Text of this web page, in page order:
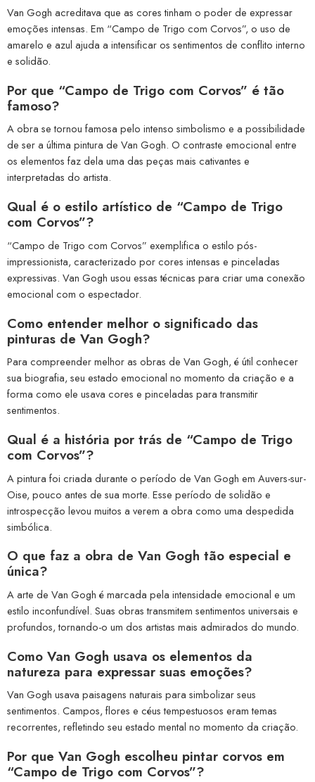
Van Gogh acreditava que as cores tinham o poder de expressar
emoções intensas. Em “Campo de Trigo com Corvos”, o uso de
amarelo e azul ajuda a intensificar os sentimentos de conflito interno
e solidão.
Por que “Campo de Trigo com Corvos” é tão
famoso?
A obra se tornou famosa pelo intenso simbolismo e a possibilidade
de ser a última pintura de Van Gogh. O contraste emocional entre
os elementos faz dela uma das peças mais cativantes e
interpretadas do artista.
Qual é o estilo artístico de “Campo de Trigo
com Corvos”?
“Campo de Trigo com Corvos” exemplifica o estilo pós-
impressionista, caracterizado por cores intensas e pinceladas
expressivas. Van Gogh usou essas técnicas para criar uma conexão
emocional com o espectador.
Como entender melhor o significado das
pinturas de Van Gogh?
Para compreender melhor as obras de Van Gogh, é útil conhecer
sua biografia, seu estado emocional no momento da criação e a
forma como ele usava cores e pinceladas para transmitir
sentimentos.
Qual é a história por trás de “Campo de Trigo
com Corvos”?
A pintura foi criada durante o período de Van Gogh em Auvers-sur-
Oise, pouco antes de sua morte. Esse período de solidão e
introspecção levou muitos a verem a obra como uma despedida
simbólica.
O que faz a obra de Van Gogh tão especial e
única?
A arte de Van Gogh é marcada pela intensidade emocional e um
estilo inconfundível. Suas obras transmitem sentimentos universais e
profundos, tornando-o um dos artistas mais admirados do mundo.
Como Van Gogh usava os elementos da
natureza para expressar suas emoções?
Van Gogh usava paisagens naturais para simbolizar seus
sentimentos. Campos, flores e céus tempestuosos eram temas
recorrentes, refletindo seu estado mental no momento da criação.
Por que Van Gogh escolheu pintar corvos em
“Campo de Trigo com Corvos”?